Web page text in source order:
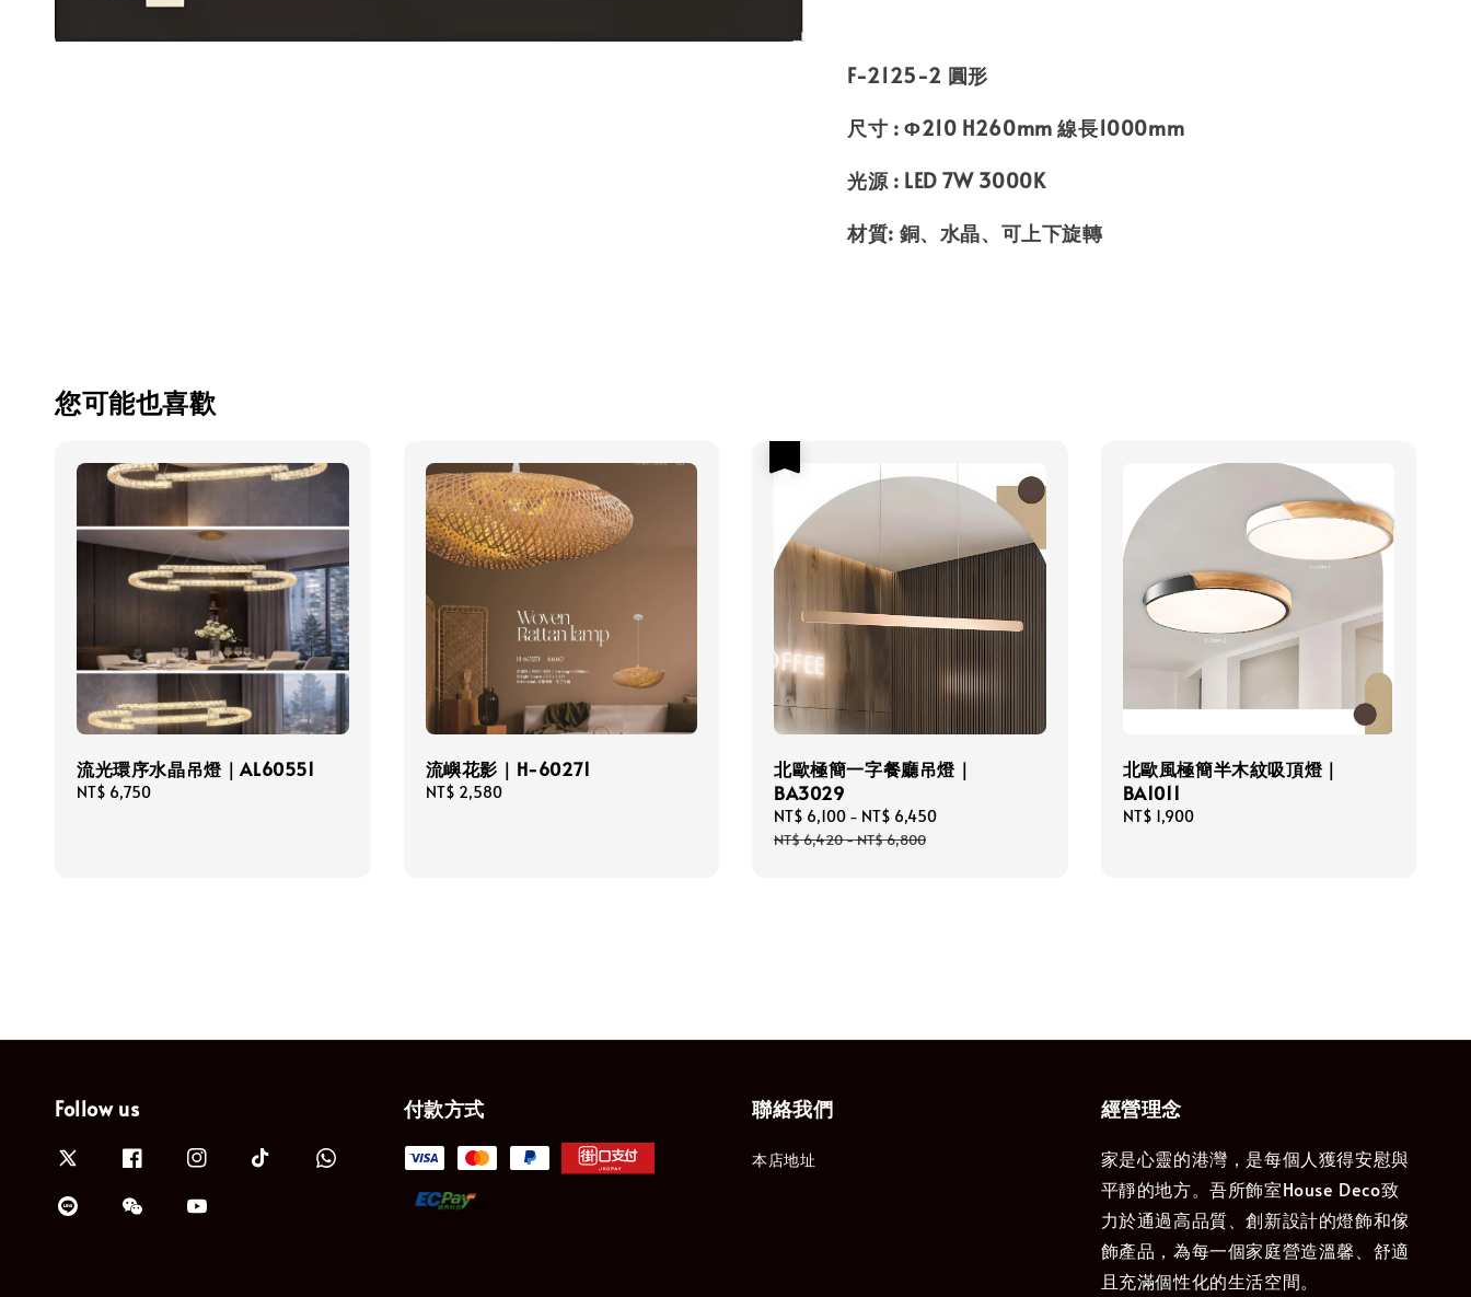
F-2125-2 圓形
尺寸 : Φ210 H260mm 線長1000mm
光源 : LED 7W 3000K
材質: 銅、水晶、可上下旋轉
您可能也喜歡
流光環序水晶吊燈｜AL60551
Regular
NT$ 6,750
流嶼花影｜H-60271
Regular
NT$ 2,580
北歐極簡一字餐廳吊燈｜
BA3029
Sale
price
NT$ 6,100 - NT$ 6,450
NT$ 6,420-NT$ 6,800
北歐風極簡半木紋吸頂燈｜
BA1011
Regular
NT$ 1,900
Follow us 付款方式 聯絡我們
本店地址
經營理念
家是心靈的港灣，是每個人獲得安慰與
平靜的地方。吾所飾室House Deco致
力於通過高品質、創新設計的燈飾和傢
飾產品，為每一個家庭營造溫馨、舒適
且充滿個性化的生活空間。